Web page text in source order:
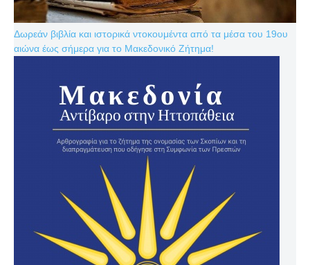
Δωρεάν βιβλία και ιστορικά ντοκουμέντα από τα μέσα του 19ου
αιώνα έως σήμερα για το Μακεδονικό Ζήτημα!